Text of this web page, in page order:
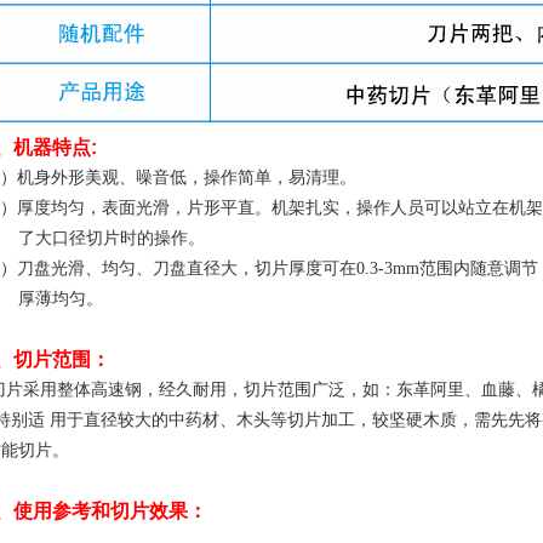
机器特点:
）机身外形美观、噪音低，操作简单，易清理。
）厚度均匀，表面光滑，片形平直。机架扎实，操作人员可以站立在机
大口径切片时的操作。
）刀盘光滑、均匀、刀盘直径大，切片厚度可在0.3-3mm范围内随意调节
薄均匀。
切片范围：
片采用整体高速钢，经久耐用，切片范围广泛，如： 东革阿里、血藤、
别适 用于直径较大的中药材、木头等切片加工， 较坚硬木质，需先先
切片。
使用参考和切片效果：